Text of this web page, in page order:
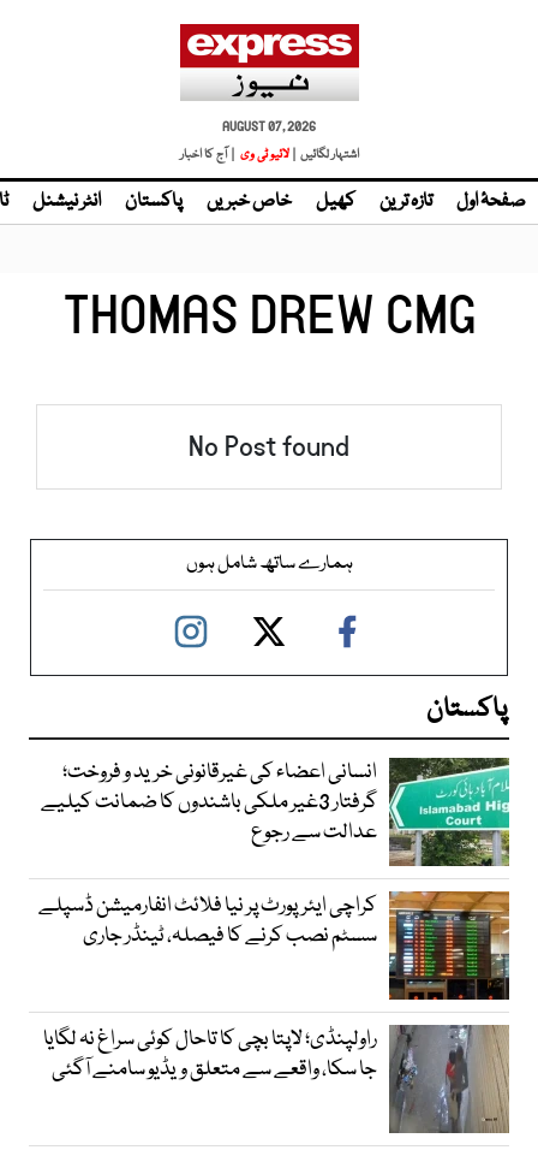
AUGUST 07, 2026
اشتہار لگائیں | لائیو ٹی وی | آج کا اخبار
صفحۂ اول تازہ ترین کھیل خاص خبریں پاکستان انٹر نیشنل
THOMAS DREW CMG
No Post found
ہمارے ساتھ شامل ہوں
پاکستان
انسانی اعضاء کی غیرقانونی خرید و فروخت؛
گرفتار 3غیر ملکی باشندوں کا ضمانت کیلیے
عدالت سے رجوع
کراچی ایئرپورٹ پر نیا فلائٹ انفارمیشن ڈسپلے
سسٹم نصب کرنے کا فیصلہ، ٹینڈر جاری
راولپنڈی؛ لاپتا بچی کا تاحال کوئی سراغ نہ لگایا
جا سکا، واقعے سے متعلق ویڈیو سامنے آگئی